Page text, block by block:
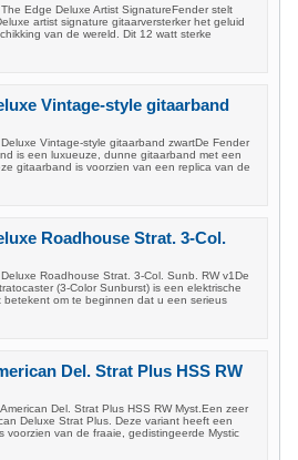
Edge Deluxe Artist SignatureFender stelt
artist signature gitaarversterker het geluid
van de wereld. Dit 12 watt sterke
Vintage-style gitaarband
Vintage-style gitaarband zwartDe Fender
is een luxueuze, dunne gitaarband met een
gitaarband is voorzien van een replica van de
Roadhouse Strat. 3-Col.
Roadhouse Strat. 3-Col. Sunb. RW v1De
(3-Color Sunburst) is een elektrische
betekent om te beginnen dat u een serieus
Del. Strat Plus HSS RW
Del. Strat Plus HSS RW Myst.Een zeer
Deluxe Strat Plus. Deze variant heeft een
voorzien van de fraaie, gedistingeerde Mystic